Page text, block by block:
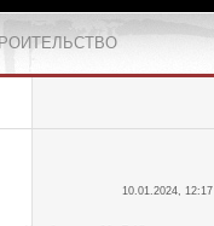
10.01.2024, 12:17